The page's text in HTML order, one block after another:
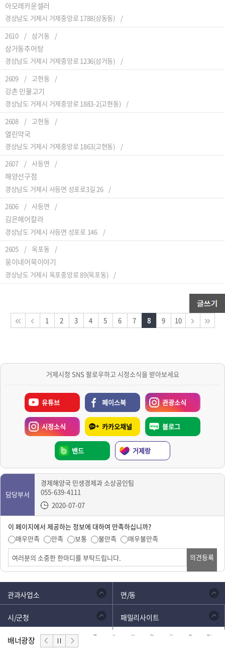
아모레카운셀러
경상남도 거제시 거제중앙로 1788(상동동)
2610
삼거동
삼거동추어탕
경상남도 거제시 거제중앙로 1236(삼거동)
2609
고현동
강촌 민물고기
경상남도 거제시 거제중앙로 1883-2(고현동)
2608
고현동
열린약국
경상남도 거제시 거제중앙로 1863(고현동)
2607
사등면
해양선구점
경상남도 거제시 사등면 성포로3길 26
2606
사등면
김은헤어칼라
경상남도 거제시 사등면 성포로 146
2605
옥포동
웅이네어묵이야기
경상남도 거제시 옥포중앙로 89(옥포동)
1 2 3 4 5 6 7 8 9 10
거제시청 SNS 팔로우하고 시정소식을 받아보세요
유튜브 페이스북 관광소식
시정소식 카카오채널 블로그
밴드 거제랑
담당부서
경제해양국 민생경제과 소상공인팀
055-639-4111
2020-07-07
이 페이지에서 제공하는 정보에 대하여 만족하십니까?
매우만족
만족 보통 불만족
매우불만족
의견등록
관과사업소 면/동
시/군청 패밀리사이트
배너광장